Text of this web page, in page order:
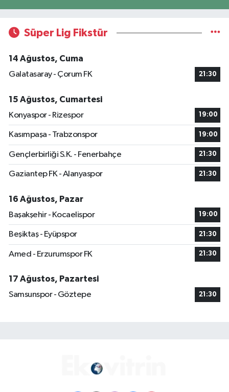
Süper Lig Fikstür
14 Ağustos, Cuma
Galatasaray - Çorum FK
21:30
15 Ağustos, Cumartesi
Konyaspor - Rizespor
19:00
Kasımpaşa - Trabzonspor 19:00
Gençlerbirliği S.K. - Fenerbahçe 21:30
Gaziantep FK - Alanyaspor 21:30
16 Ağustos, Pazar
Başakşehir - Kocaelispor
19:00
Beşiktaş - Eyüpspor 21:30
Amed - Erzurumspor FK 21:30
17 Ağustos, Pazartesi
Samsunspor - Göztepe
21:30